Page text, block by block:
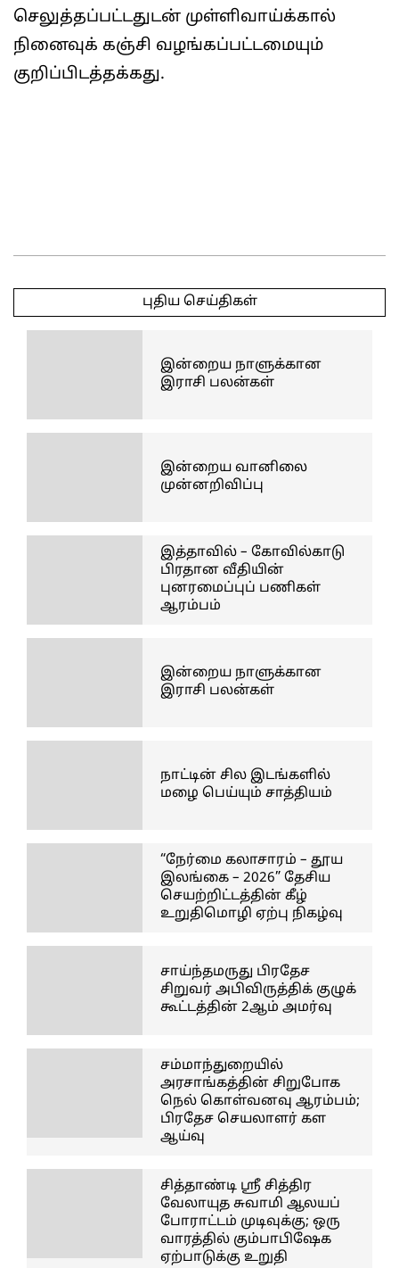
செலுத்தப்பட்டதுடன் முள்ளிவாய்க்கால்
நினைவுக் கஞ்சி வழங்கப்பட்டமையும்
குறிப்பிடத்தக்கது.
05-
புதிய செய்திகள்
இன்றைய நாளுக்கான
இராசி பலன்கள்
இன்றைய வானிலை
முன்னறிவிப்பு
இத்தாவில் – கோவில்காடு
பிரதான வீதியின்
புனரமைப்புப் பணிகள்
ஆரம்பம்
இன்றைய நாளுக்கான
இராசி பலன்கள்
நாட்டின் சில இடங்களில்
மழை பெய்யும் சாத்தியம்
“நேர்மை கலாசாரம் – தூய
இலங்கை – 2026” தேசிய
செயற்றிட்டத்தின் கீழ்
உறுதிமொழி ஏற்பு நிகழ்வு
சாய்ந்தமருது பிரதேச
சிறுவர் அபிவிருத்திக் குழுக்
கூட்டத்தின் 2ஆம் அமர்வு
சம்மாந்துறையில்
அரசாங்கத்தின் சிறுபோக
நெல் கொள்வனவு ஆரம்பம்;
பிரதேச செயலாளர் கள
ஆய்வு
சித்தாண்டி ஸ்ரீ சித்திர
வேலாயுத சுவாமி ஆலயப்
போராட்டம் முடிவுக்கு; ஒரு
வாரத்தில் கும்பாபிஷேக
ஏற்பாடுக்கு உறுதி